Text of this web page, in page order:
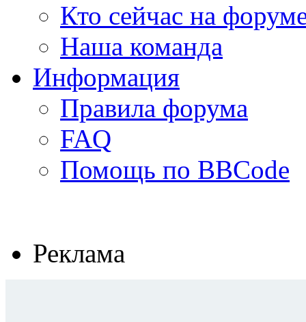
Кто сейчас на
Наша команда
Информация
Правила форума
FAQ
Помощь по BBCode
Реклама